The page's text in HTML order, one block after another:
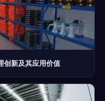
创新及其应用价值